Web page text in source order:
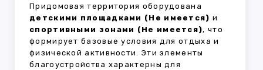
Придомовая территория оборудована
детскими площадками (Не имеется) и
спортивными зонами (Не имеется), что
формирует базовые условия для отдыха и
физической активности. Эти элементы
благоустройства характерны для